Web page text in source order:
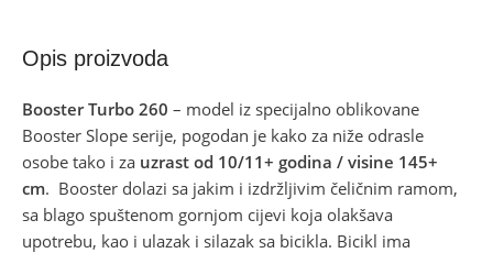
Opis proizvoda
Booster Turbo 260 – model iz specijalno oblikovane
Booster Slope serije, pogodan je kako za niže odrasle
osobe tako i za uzrast od 10/11+ godina / visine 145+
cm. Booster dolazi sa jakim i izdržljivim čeličnim ramom,
sa blago spuštenom gornjom cijevi koja olakšava
upotrebu, kao i ulazak i silazak sa bicikla. Bicikl ima